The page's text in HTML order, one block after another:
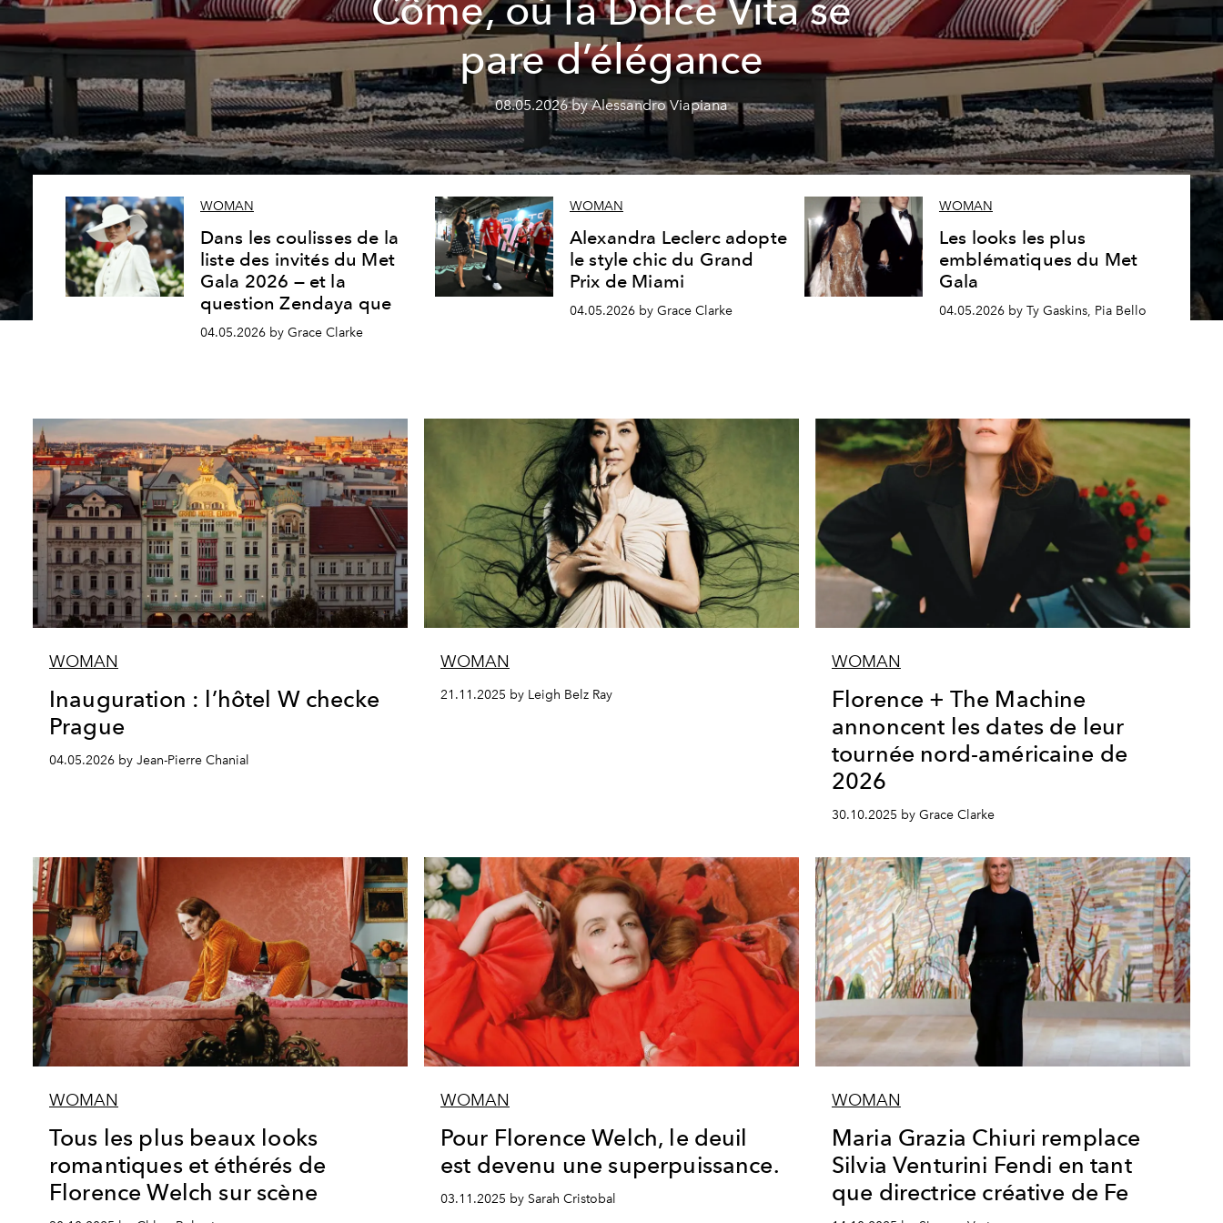
Côme, où la Dolce Vita se
pare d’élégance
08.05.2026 by Alessandro Viapiana
WOMAN
Dans les coulisses de la
liste des invités du Met
Gala 2026 — et la
question Zendaya que
04.05.2026 by Grace Clarke
WOMAN
Alexandra Leclerc adopte
le style chic du Grand
Prix de Miami
04.05.2026 by Grace Clarke
WOMAN
Les looks les plus
emblématiques du Met
Gala
04.05.2026 by Ty Gaskins, Pia Bello
WOMAN
Inauguration : l’hôtel W checke
Prague
04.05.2026 by Jean-Pierre Chanial
WOMAN
21.11.2025 by Leigh Belz Ray
WOMAN
Florence + The Machine
annoncent les dates de leur
tournée nord-américaine de
2026
30.10.2025 by Grace Clarke
WOMAN
Tous les plus beaux looks
romantiques et éthérés de
Florence Welch sur scène
WOMAN
Pour Florence Welch, le deuil
est devenu une superpuissance.
03.11.2025 by Sarah Cristobal
WOMAN
Maria Grazia Chiuri remplace
Silvia Venturini Fendi en tant
que directrice créative de Fe